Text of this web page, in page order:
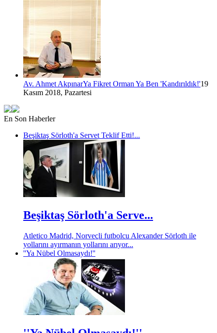
Av. Ahmet AkpınarYa Fikret Orman Ya Ben 'Kandırıldık!'19
Kasım 2018, Pazartesi
En Son Haberler
Beşiktaş Sörloth'a Servet Teklif Etti!...
Beşiktaş Sörloth'a Serve...
Atletico Madrid, Norveçli futbolcu Alexander Sörloth ile
yollarını ayırmanın yollarını arıyor...
''Ya Nübel Olmasaydı!''